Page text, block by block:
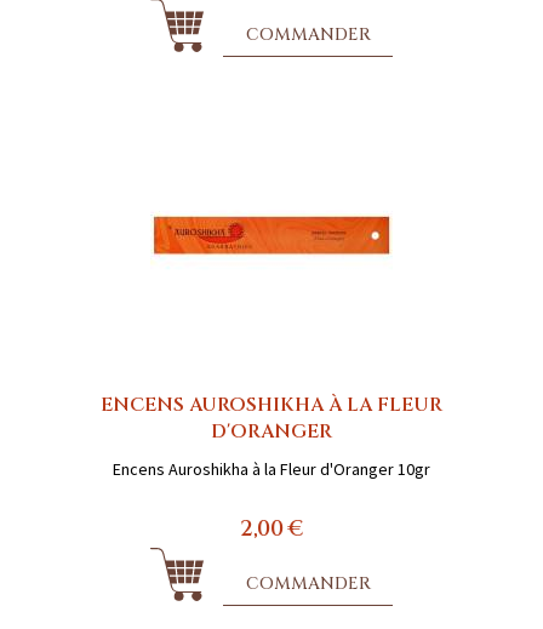
COMMANDER
ENCENS AUROSHIKHA À LA FLEUR
D'ORANGER
Encens Auroshikha à la Fleur d'Oranger 10gr
2,00 €
COMMANDER